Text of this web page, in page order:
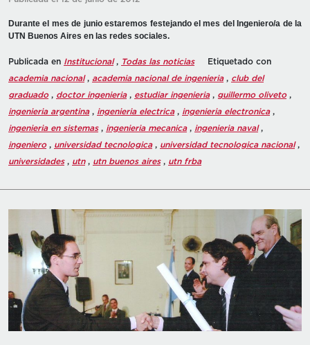
Durante el mes de junio estaremos festejando el mes del Ingeniero/a de la
UTN Buenos Aires en las redes sociales.
Publicada en Institucional, Todas las noticias
Etiquetado con
academia nacional, academia nacional de ingenieria, club del
graduado, doctor ingenieria, estudiar ingenieria, guillermo oliveto,
ingenieria argentina, ingenieria electrica, ingenieria electronica,
ingenieria en sistemas, ingenieria mecanica, ingenieria naval,
ingeniero, universidad tecnologica, universidad tecnologica nacional,
universidades, utn, utn buenos aires, utn frba